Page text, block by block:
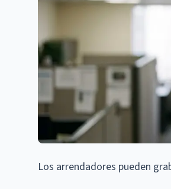
Los arrendadores pueden